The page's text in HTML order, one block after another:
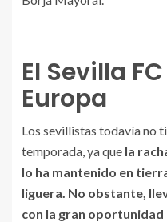
El Sevilla
Europa
Los sevillistas todavía no
temporada, ya que la
lo ha mantenido en
liguera. No obstante,
con la gran